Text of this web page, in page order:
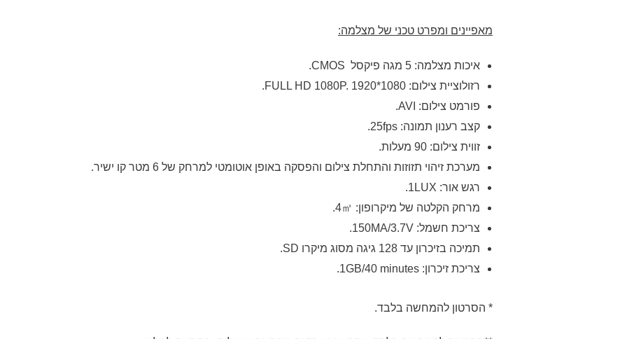
מאפיינים ומפרט טכני של מצלמה:
איכות מצלמה: 5 מגה פיקסל CMOS
.
רזולוציית צילום:
FULL HD 1080P. 1920*1080.
פורמט צילום: AVI
.
קצב רענון תמונה: 25fps.
זווית צילום: 90 מעלות.
מערכת זיהוי תזוזות והתחלת צילום והפסקה באופן אוטומטי למרחק של 6 מטר קו ישיר.
רגש אור: 1LUX.
מרחק הקלטה של מיקרופון: 4㎡.
צריכת חשמל: 150MA/3.7V.
תמיכה בזיכרון עד 128 גיגה מסוג מיקרו SD.
צריכת זיכרון: 1GB/40 minutes.
* הסרטון להמחשה בלבד.